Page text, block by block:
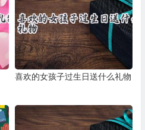
喜欢的女孩子过生日送什么礼物